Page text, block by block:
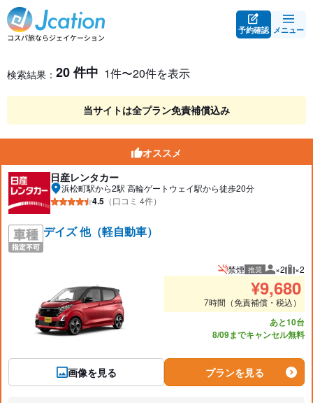
予約確認 メニュー
レンタカー検索・比較
レンタカー検索結果
検索結果： 20 件中 1件〜20件を表示
当サイトは全プラン免責補償込み
オススメ
日産レンタカー
浜松町駅から2駅 高輪ゲートウェイ駅から徒歩20分
4.5 （口コミ 4件）
デイズ 他（軽自動車）
画像を見る
禁煙 推奨 推奨人数
×2 推奨
×2
¥9,680
7時間（免責補償・税込）
あと10台
8/09までキャンセル無料
プランを見る